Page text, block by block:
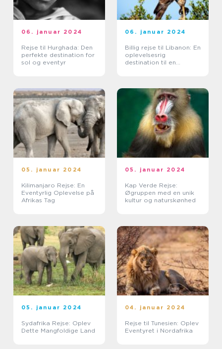
06. januar 2024
Rejse til Hurghada: Den
perfekte destination for
sol og eventyr
06. januar 2024
Billig rejse til Libanon: En
oplevelsesrig
destination til en
05. januar 2024
Kilimanjaro Rejse: En
Eventyrlig Oplevelse på
Afrikas Tag
05. januar 2024
Kap Verde Rejse:
Øgruppen med en unik
kultur og naturskønhed
05. januar 2024
Sydafrika Rejse: Oplev
Dette Mangfoldige Land
04. januar 2024
Rejse til Tunesien: Oplev
Eventyret i Nordafrika